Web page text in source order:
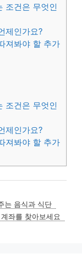
조건은 무엇인
제인가요?
져봐야 할 추가
조건은 무엇인
제인가요?
져봐야 할 추가
는 음식과 식단
좌를 찾아보세요